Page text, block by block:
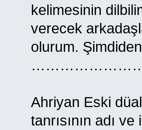
kelimesinin
verecek
olurum.
Ahriyan Eski
tanrısının adı